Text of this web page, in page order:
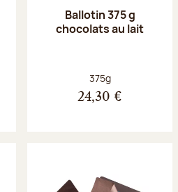
Ballotin 375 g
chocolats au lait
Poids net :
375g
24,30 €